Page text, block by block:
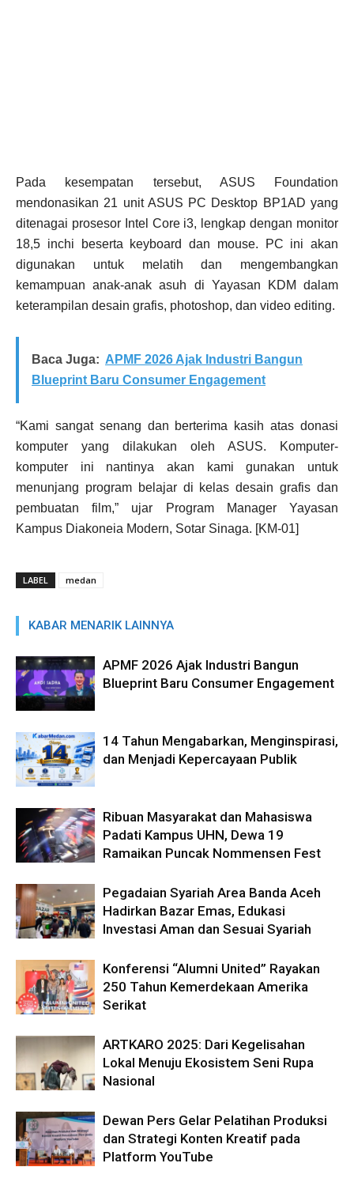
Pada kesempatan tersebut, ASUS Foundation
mendonasikan 21 unit ASUS PC Desktop BP1AD yang
ditenagai prosesor Intel Core i3, lengkap dengan monitor
18,5 inchi beserta keyboard dan mouse. PC ini akan
digunakan untuk melatih dan mengembangkan
kemampuan anak-anak asuh di Yayasan KDM dalam
keterampilan desain grafis, photoshop, dan video editing.
Baca Juga: APMF 2026 Ajak Industri Bangun
Blueprint Baru Consumer Engagement
“Kami sangat senang dan berterima kasih atas donasi
komputer yang dilakukan oleh ASUS. Komputer-
komputer ini nantinya akan kami gunakan untuk
menunjang program belajar di kelas desain grafis dan
pembuatan film,” ujar Program Manager Yayasan
Kampus Diakoneia Modern, Sotar Sinaga. [KM-01]
LABEL medan
KABAR MENARIK LAINNYA
APMF 2026 Ajak Industri Bangun
Blueprint Baru Consumer Engagement
14 Tahun Mengabarkan, Menginspirasi,
dan Menjadi Kepercayaan Publik
Ribuan Masyarakat dan Mahasiswa
Padati Kampus UHN, Dewa 19
Ramaikan Puncak Nommensen Fest
Pegadaian Syariah Area Banda Aceh
Hadirkan Bazar Emas, Edukasi
Investasi Aman dan Sesuai Syariah
Konferensi “Alumni United” Rayakan
250 Tahun Kemerdekaan Amerika
Serikat
ARTKARO 2025: Dari Kegelisahan
Lokal Menuju Ekosistem Seni Rupa
Nasional
Dewan Pers Gelar Pelatihan Produksi
dan Strategi Konten Kreatif pada
Platform YouTube